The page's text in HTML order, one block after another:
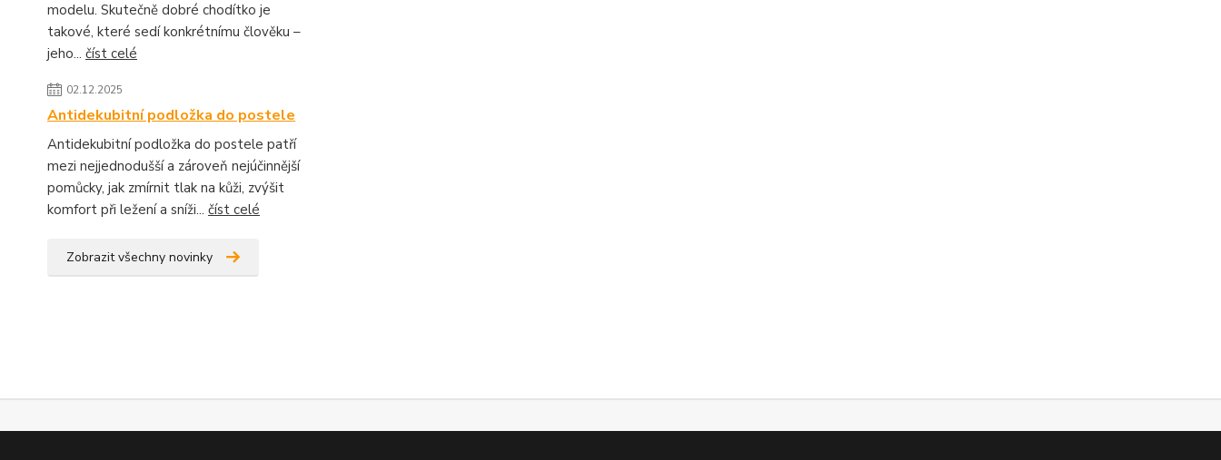
modelu. Skutečně dobré chodítko je
takové, které sedí konkrétnímu člověku –
jeho... číst celé
02.12.2025
Antidekubitní podložka do postele
Antidekubitní podložka do postele patří
mezi nejjednodušší a zároveň nejúčinnější
pomůcky, jak zmírnit tlak na kůži, zvýšit
komfort při ležení a sníži... číst celé
Zobrazit všechny novinky